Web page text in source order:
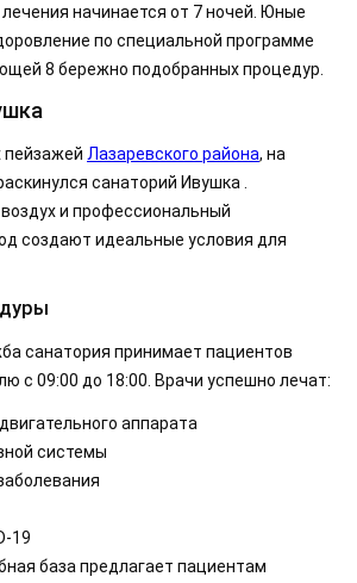
начинается от 7 ночей. Юные
по специальной программе
8 бережно подобранных процедур.
Лазаревского района, на
санаторий Ивушка .
и профессиональный
создают идеальные условия для
санатория принимает пациентов
с 09:00 до 18:00. Врачи успешно лечат:
аппарата
системы
19
база предлагает пациентам